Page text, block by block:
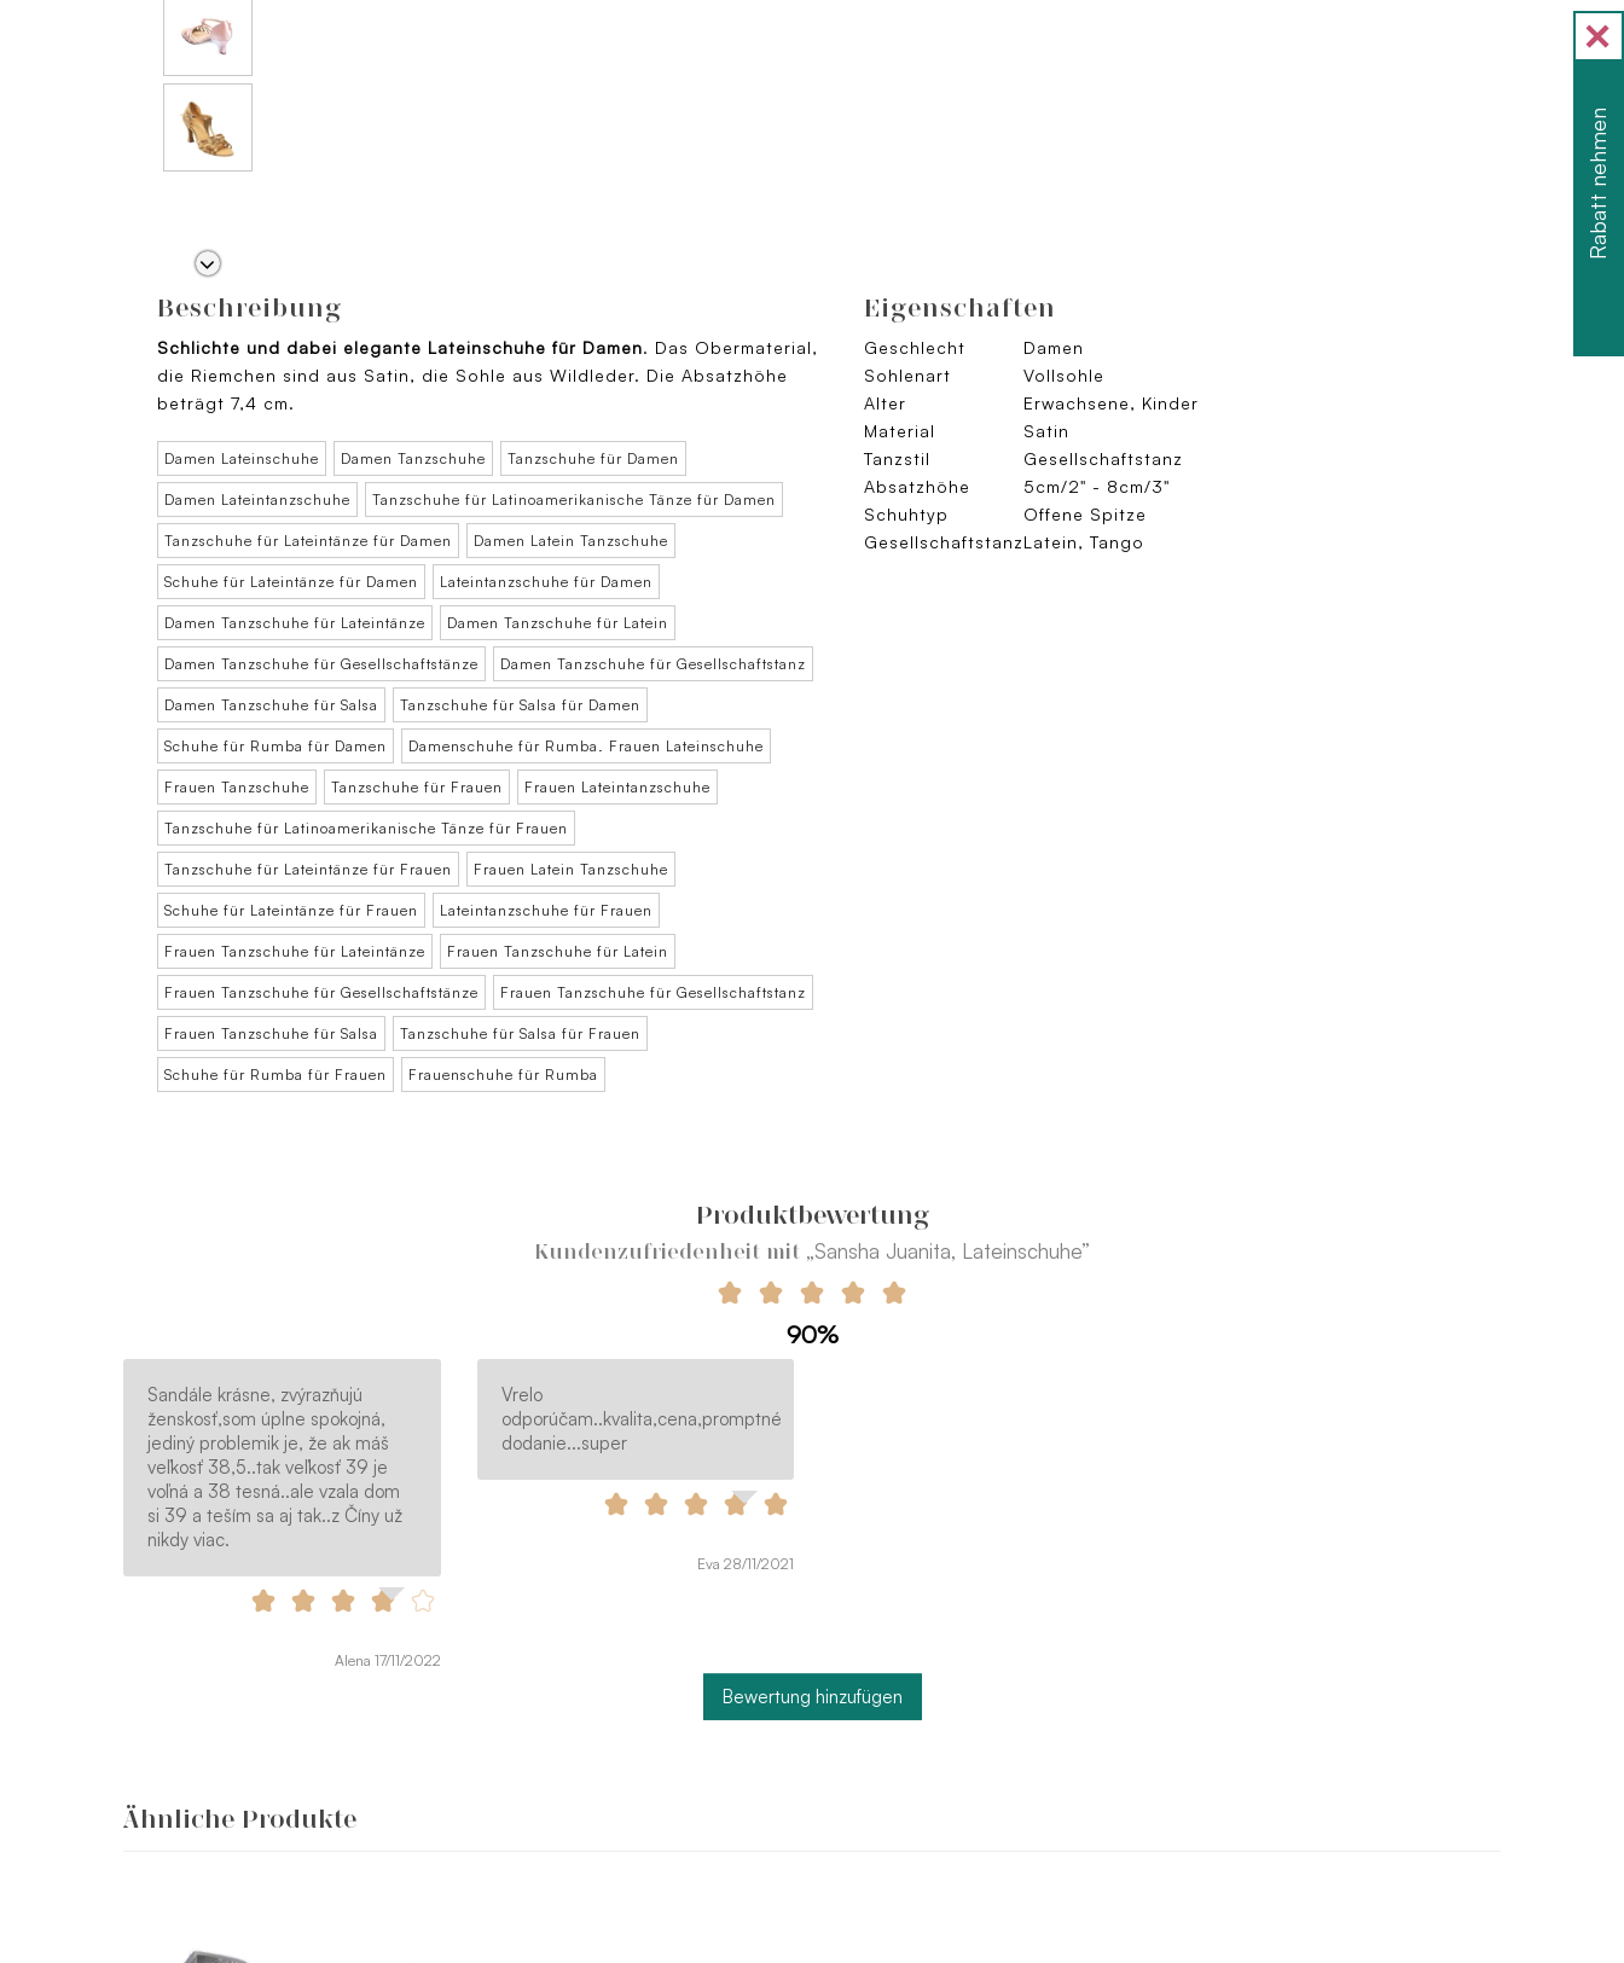
Beschreibung
Schlichte und dabei elegante Lateinschuhe für Damen. Das Obermaterial,
die Riemchen sind aus Satin, die Sohle aus Wildleder. Die Absatzhöhe
beträgt 7,4 cm.
Damen Lateinschuhe Damen Tanzschuhe Tanzschuhe für Damen
Damen Lateintanzschuhe Tanzschuhe für Latinoamerikanische Tänze für Damen
Tanzschuhe für Lateintänze für Damen Damen Latein Tanzschuhe
Schuhe für Lateintänze für Damen Lateintanzschuhe für Damen
Damen Tanzschuhe für Lateintänze Damen Tanzschuhe für Latein
Damen Tanzschuhe für Gesellschaftstänze Damen Tanzschuhe für Gesellschaftstanz
Damen Tanzschuhe für Salsa Tanzschuhe für Salsa für Damen
Schuhe für Rumba für Damen Damenschuhe für Rumba. Frauen Lateinschuhe
Frauen Tanzschuhe Tanzschuhe für Frauen Frauen Lateintanzschuhe
Tanzschuhe für Latinoamerikanische Tänze für Frauen
Tanzschuhe für Lateintänze für Frauen Frauen Latein Tanzschuhe
Schuhe für Lateintänze für Frauen Lateintanzschuhe für Frauen
Frauen Tanzschuhe für Lateintänze Frauen Tanzschuhe für Latein
Frauen Tanzschuhe für Gesellschaftstänze Frauen Tanzschuhe für Gesellschaftstanz
Frauen Tanzschuhe für Salsa Tanzschuhe für Salsa für Frauen
Schuhe für Rumba für Frauen Frauenschuhe für Rumba
Eigenschaften
Geschlecht
Damen
Sohlenart
Vollsohle
Alter
Erwachsene, Kinder
Material
Satin
Tanzstil
Gesellschaftstanz
Absatzhöhe
5cm/2" - 8cm/3"
Schuhtyp
Offene Spitze
GesellschaftstanzLatein, Tango
Produktbewertung
Kundenzufriedenheit mit „Sansha Juanita, Lateinschuhe”
90%
Sandále krásne, zvýrazňujú
ženskosť,som úplne spokojná,
jediný problemik je, že ak máš
veľkosť 38,5..tak veľkosť 39 je
voľná a 38 tesná..ale vzala dom
si 39 a teším sa aj tak..z Číny už
nikdy viac.
Alena 17/11/2022
Vrelo
odporúčam..kvalita,cena,promptné
dodanie...super
Eva 28/11/2021
Bewertung hinzufügen
Ähnliche Produkte
Rabatt nehmen